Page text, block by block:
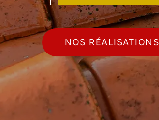
NOS RÉALISATIONS